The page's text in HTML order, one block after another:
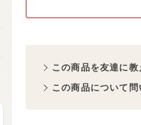
この商品を友達に教
この商品について問